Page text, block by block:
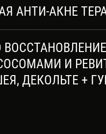
АНТИ-АКНЕ
И
ДЕКОЛЬТЕ +